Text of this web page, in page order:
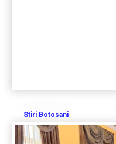
Stiri Botosani